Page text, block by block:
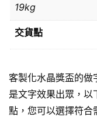
19kg
交貨點
客製化水晶獎盃的做
是文字效果出眾，
點，您可以選擇符合